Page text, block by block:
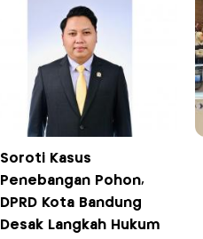
Soroti Kasus
Penebangan Pohon,
DPRD Kota Bandung
Desak Langkah Hukum